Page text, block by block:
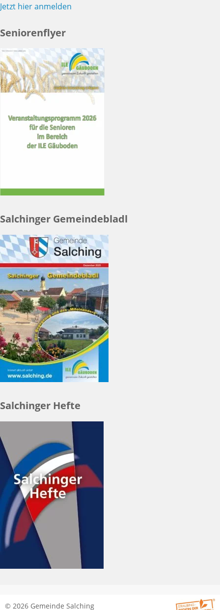
Jetzt hier anmelden
Seniorenflyer
Salchinger Gemeindebladl
Salchinger Hefte
© 2026 Gemeinde Salching